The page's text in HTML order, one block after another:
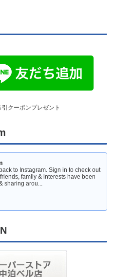
クーポンプレゼント
to Instagram. Sign in to check out
family & interests have been
sharing arou...